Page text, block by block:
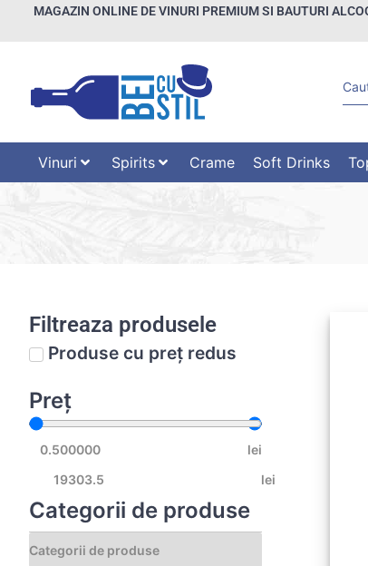
MAGAZIN ONLINE DE VINURI PREMIUM SI BAUTURI
Vinuri Spirits Crame Soft Drinks
Filtreaza produsele
Produse cu preț redus
Preț
lei
lei
Categorii de produse